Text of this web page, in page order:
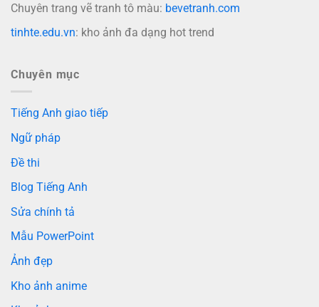
Chuyên trang vẽ tranh tô màu: bevetranh.com
tinhte.edu.vn: kho ảnh đa dạng hot trend
Chuyên mục
Tiếng Anh giao tiếp
Ngữ pháp
Đề thi
Blog Tiếng Anh
Sửa chính tả
Mẫu PowerPoint
Ảnh đẹp
Kho ảnh anime